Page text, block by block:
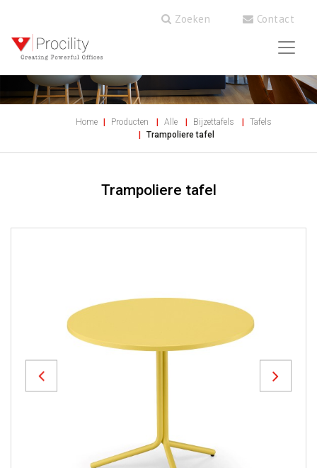
Zoeken Contact
Home Producten Alle Bijzettafels
Tafels
Trampoliere tafel
Trampoliere tafel
Previous Next